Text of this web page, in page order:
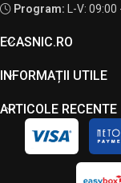
Program:
L-V:
ECASNIC.RO
INFORMAȚII UTILE
ARTICOLE RECENTE